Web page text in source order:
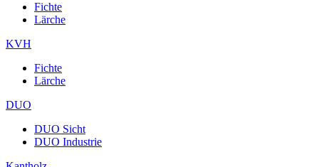
Fichte
Lärche
KVH
Fichte
Lärche
DUO
DUO Sicht
DUO Industrie